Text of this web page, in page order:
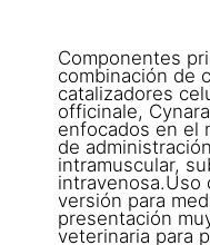
Componentes
combinación de
catalizadores
officinale,
enfocados en el
de
intramuscular,
intravenosa.Uso
versión para
presentación
veterinaria para